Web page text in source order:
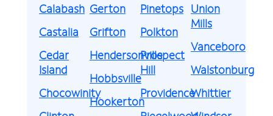
Calabash
Castalia
Cedar
Island
Chocowinity
Gerton
Grifton
Hendersonville
Hobbsville
Hookerton
Pinetops
Polkton
Prospect
Hill
Providence
Union
Mills
Vanceboro
Walstonburg
Whittier